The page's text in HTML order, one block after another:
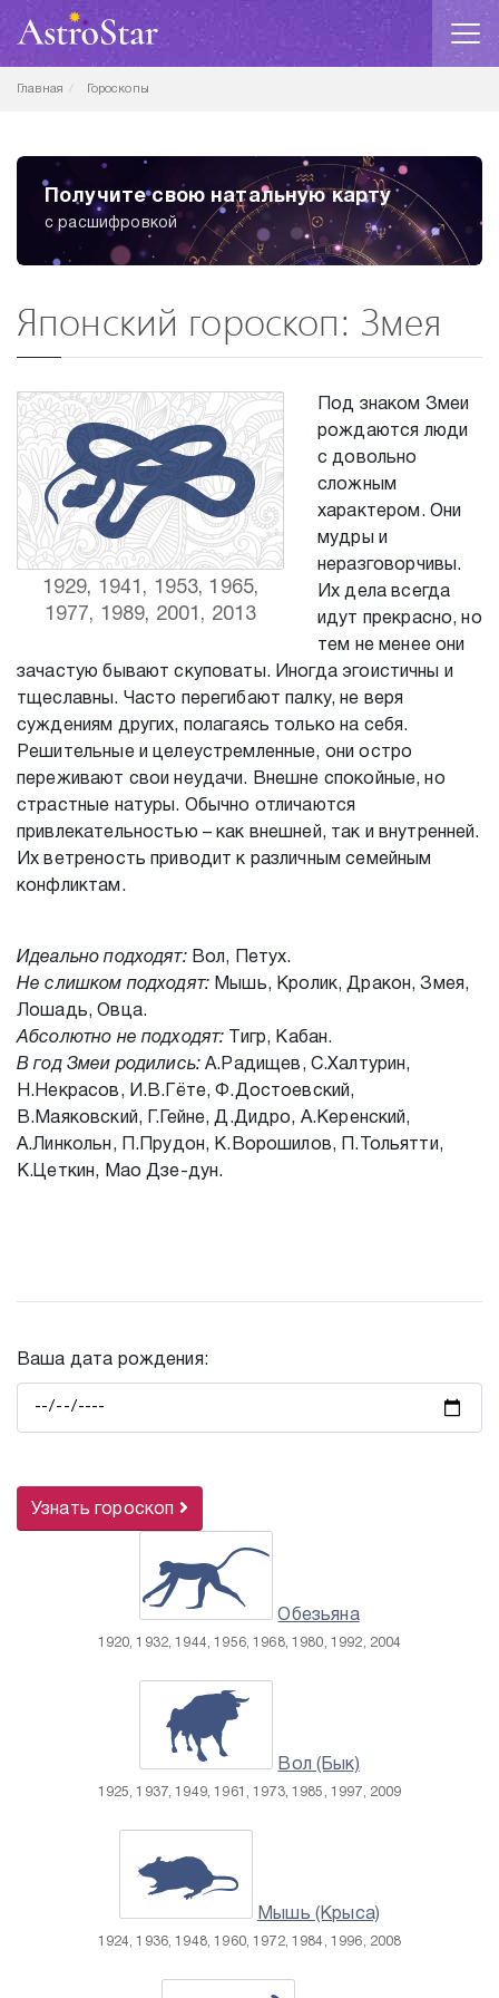
Главная Гороскопы
Быстрый ответ астролога
на любой ваш вопрос
Японский гороскоп: Змея
1929, 1941, 1953, 1965,
1977, 1989, 2001, 2013
Под знаком Змеи
рождаются люди
с довольно
сложным
характером. Они
мудры и
неразговорчивы.
Их дела всегда
идут прекрасно, но
тем не менее они
зачастую бывают скуповаты. Иногда эгоистичны и
тщеславны. Часто перегибают палку, не веря
суждениям других, полагаясь только на себя.
Решительные и целеустремленные, они остро
переживают свои неудачи. Внешне спокойные, но
страстные натуры. Обычно отличаются
привлекательностью – как внешней, так и внутренней.
Их ветреность приводит к различным семейным
конфликтам.
Идеально подходят:Вол, Петух.
Не слишком подходят: Мышь, Кролик, Дракон, Змея,
Лошадь, Овца.
Абсолютно не подходят: Тигр, Кабан.
В год Змеи родились: А.Радищев, С.Халтурин,
Н.Некрасов, И.В.Гёте, Ф.Достоевский,
В.Маяковский, Г.Гейне, Д.Дидро, А.Керенский,
А.Линкольн, П.Прудон, К.Ворошилов, П.Тольятти,
К.Цеткин, Мао Дзе-дун.
Ваша дата рождения:
Узнать гороскоп
Обезьяна
1920, 1932, 1944, 1956, 1968, 1980, 1992, 2004
Вол (Бык)
1925, 1937, 1949, 1961, 1973, 1985, 1997, 2009
Мышь (Крыса)
1924, 1936, 1948, 1960, 1972, 1984, 1996, 2008